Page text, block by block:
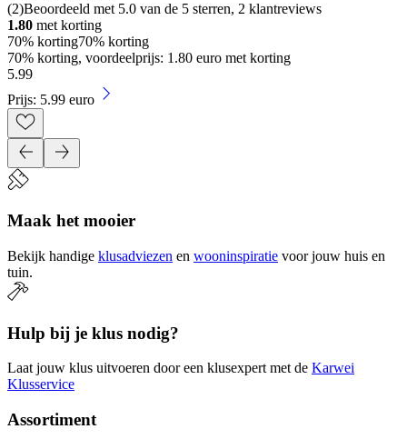
(2)Beoordeeld met 5.0 van de 5 sterren, 2 klantreviews
1.80 met korting
70% korting70% korting
70% korting, voordeelprijs: 1.80 euro met korting
5.99
Prijs: 5.99 euro
Maak het mooier
Bekijk handige klusadviezen en wooninspiratie voor jouw huis en
tuin.
Hulp bij je klus nodig?
Laat jouw klus uitvoeren door een klusexpert met de Karwei
Klusservice
Assortiment